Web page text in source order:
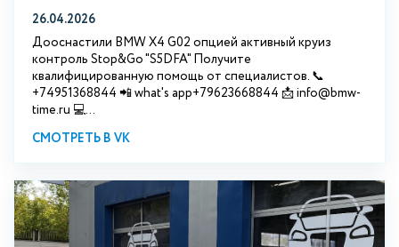
26.04.2026
Дооснастили BMW X4 G02 опцией активный круиз
контроль Stop&Go "S5DFA" Получите
квалифицированную помощь от специалистов. 📞
+74951368844 📲 what's app+79623668844 📩 info@bmw-
time.ru 💻...
СМОТРЕТЬ В VK